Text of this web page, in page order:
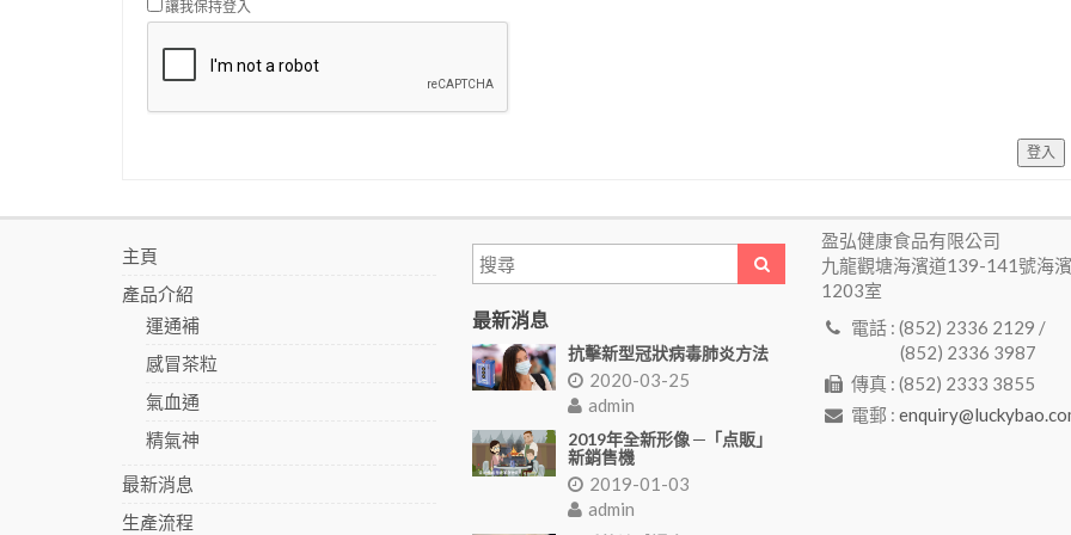
讓我保持登入
登入
主頁
產品介紹
運通補
感冒茶粒
氣血通
精氣神
最新消息
生產流程
最新消息
抗擊新型冠狀病毒肺炎方法
2020-03-25
admin
2019年全新形像 ─「点販」
新銷售機
2019-01-03
admin
盈弘健康食品有限公司
九龍觀塘海濱道139-141號海
1203室
電話 : (852) 2336 2129 /
(852) 2336 3987
傳真 : (852) 2333 3855
電郵 :